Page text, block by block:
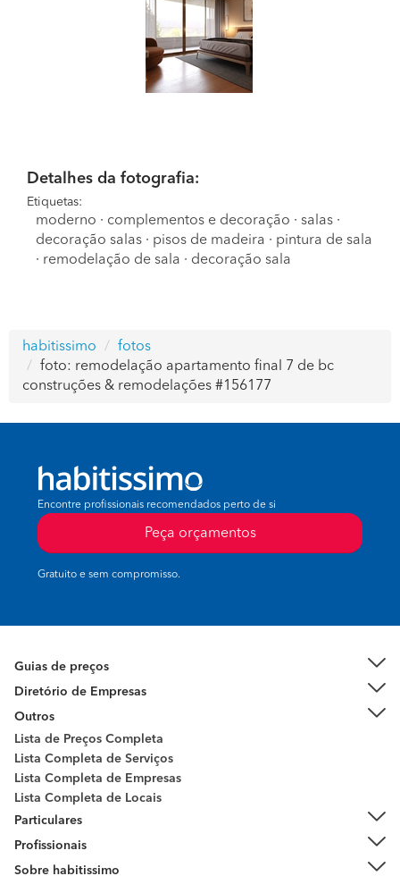
Detalhes da fotografia:
Etiquetas:
moderno · complementos e decoração · salas ·
decoração salas · pisos de madeira · pintura de sala
· remodelação de sala · decoração sala
habitissimo
fotos
foto: remodelação apartamento final 7 de bc
construções & remodelações #156177
Encontre profissionais recomendados perto de si
Peça orçamentos
Gratuito e sem compromisso.
Guias de preços
Diretório de Empresas
Outros
Lista de Preços Completa
Lista Completa de Serviços
Lista Completa de Empresas
Lista Completa de Locais
Particulares
Profissionais
Sobre habitissimo